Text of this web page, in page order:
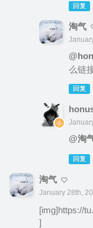
回复
淘气
么链
回复
@淘
回复
淘气
January 28th,
[img]https://
]